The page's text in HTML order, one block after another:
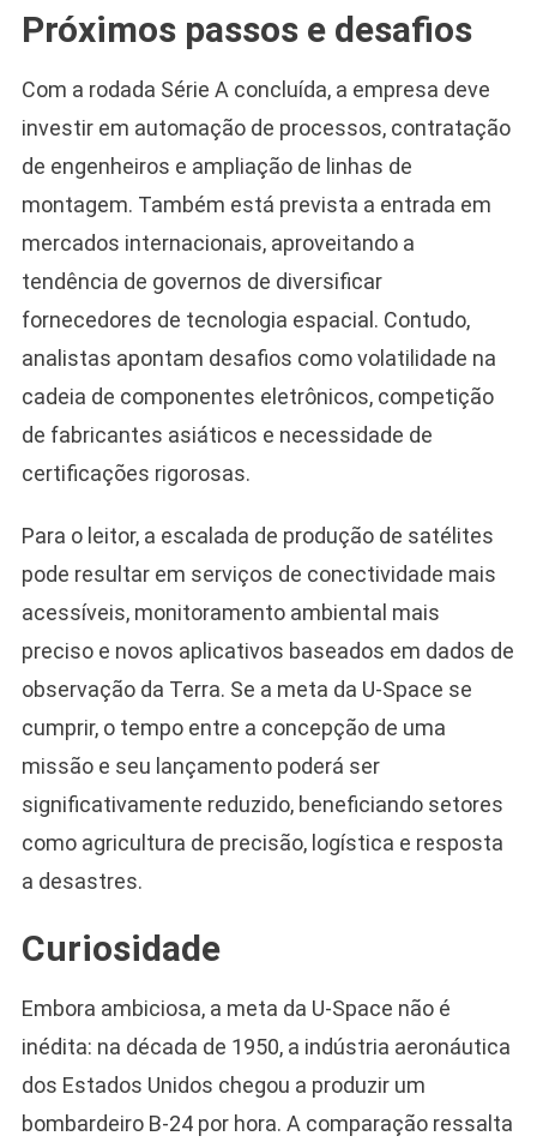
Próximos passos e desafios
Com a rodada Série A concluída, a empresa deve
investir em automação de processos, contratação
de engenheiros e ampliação de linhas de
montagem. Também está prevista a entrada em
mercados internacionais, aproveitando a
tendência de governos de diversificar
fornecedores de tecnologia espacial. Contudo,
analistas apontam desafios como volatilidade na
cadeia de componentes eletrônicos, competição
de fabricantes asiáticos e necessidade de
certificações rigorosas.
Para o leitor, a escalada de produção de satélites
pode resultar em serviços de conectividade mais
acessíveis, monitoramento ambiental mais
preciso e novos aplicativos baseados em dados de
observação da Terra. Se a meta da U-Space se
cumprir, o tempo entre a concepção de uma
missão e seu lançamento poderá ser
significativamente reduzido, beneficiando setores
como agricultura de precisão, logística e resposta
a desastres.
Curiosidade
Embora ambiciosa, a meta da U-Space não é
inédita: na década de 1950, a indústria aeronáutica
dos Estados Unidos chegou a produzir um
bombardeiro B-24 por hora. A comparação ressalta